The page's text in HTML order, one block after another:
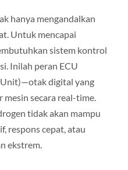
hanya mengandalkan
Untuk mencapai
sistem kontrol
Inilah peran ECU
digital yang
secara real-time.
tidak akan mampu
respons cepat, atau
ekstrem.